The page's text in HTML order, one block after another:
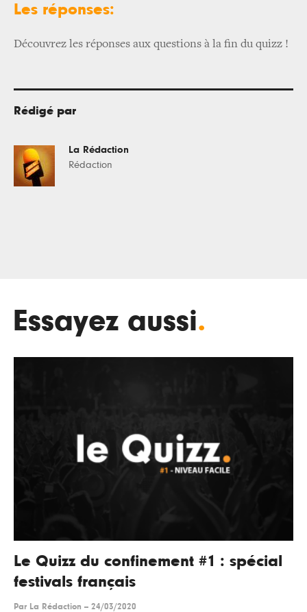
Les réponses:
Découvrez les réponses aux questions à la fin du quizz !
Rédigé par
La Rédaction
Rédaction
Essayez aussi.
Le Quizz du confinement #1 : spécial
festivals français
Par La Rédaction -- 24/03/2020